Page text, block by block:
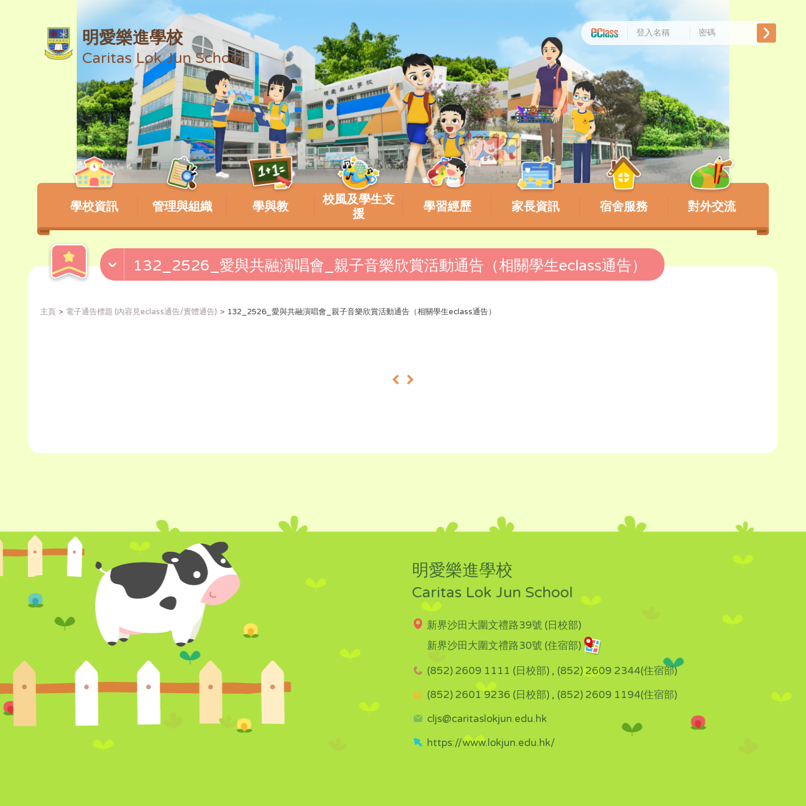
明愛樂進學校
Caritas Lok Jun School
學校資訊 管理與組織 學與教
校風及學生支
援
學習經歷 家長資訊 宿舍服務 對外交流
132_2526_愛與共融演唱會_親子音樂欣賞活動通告（相關學生eclass通告）
主頁 電子通告標題 (內容見eclass通告/實體通告) 132_2526_愛與共融演唱會_親子音樂欣賞活動通告（相關學生eclass通告）
« »
明愛樂進學校
Caritas Lok Jun School
新界沙田大圍文禮路39號 (日校部)
新界沙田大圍文禮路30號 (住宿部)
(852) 2609 1111 (日校部) , (852) 2609 2344(住宿部)
(852) 2601 9236 (日校部) , (852) 2609 1194(住宿部)
cljs@caritaslokjun.edu.hk
https://www.lokjun.edu.hk/